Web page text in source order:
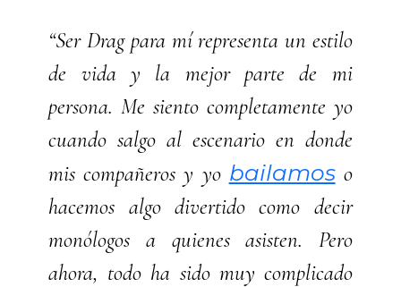
“Ser Drag para mí representa un estilo
de vida y la mejor parte de mi
persona. Me siento completamente yo
cuando salgo al escenario en donde
mis compañeros y yo bailamoso
hacemos algo divertido como decir
monólogos a quienes asisten. Pero
ahora, todo ha sido muy complicado